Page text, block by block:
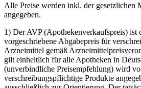
Alle Preise werden inkl. der gesetzlichen
angegeben.
1) Der AVP (Apothekenverkaufspreis) ist
vorgeschriebene Abgabepreis für
Arzneimittel gemäß
gilt einheitlich für alle Apotheken in
(unverbindliche Preisempfehlung) wird
verschreibungspflichtige Produkte